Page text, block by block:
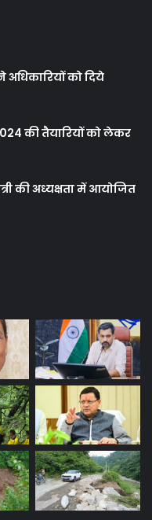
अधिकारियों को दिये
की तैयारियों को लेकर
की अध्यक्षता में आयोजित